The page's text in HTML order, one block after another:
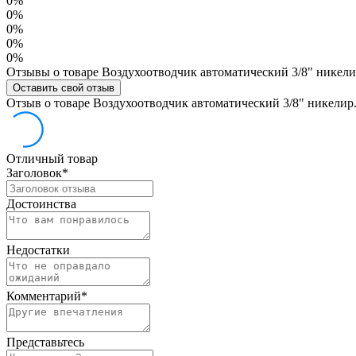
0%
0%
0%
0%
Отзывы о товаре Воздухоотводчик автоматический 3/8"
Оставить свой отзыв
Отзыв о товаре Воздухоотводчик автоматический 3/8" никелир.
Отличный товар
Заголовок*
Достоинства
Недостатки
Комментарий*
Представьтесь